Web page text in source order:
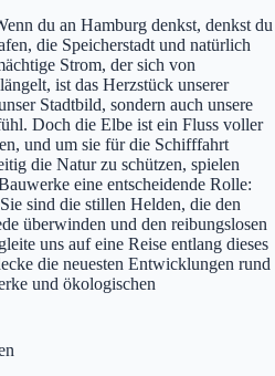
du an Hamburg denkst, denkst du
die Speicherstadt und natürlich
Strom, der sich von
ist das Herzstück unserer
Stadtbild, sondern auch unsere
Doch die Elbe ist ein Fluss voller
und um sie für die Schifffahrt
die Natur zu schützen, spielen
eine entscheidende Rolle:
sind die stillen Helden, die den
überwinden und den reibungslosen
uns auf eine Reise entlang dieses
die neuesten Entwicklungen rund
und ökologischen